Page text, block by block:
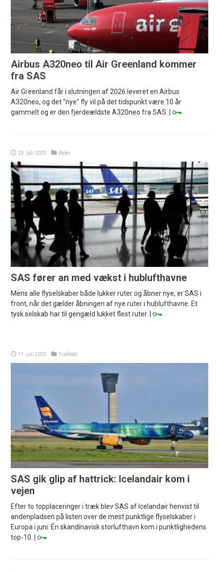
Airbus A320neo til Air Greenland kommer
fra SAS
Air Greenland får i slutningen af 2026 leveret en Airbus
A320neo, og det "nye" fly vil på det tidspunkt være 10 år
gammelt og er den fjerdeældste A320neo fra SAS. |
24. juli 2025 Ruter
SAS fører an med vækst i hublufthavne
Mens alle flyselskaber både lukker ruter og åbner nye, er SAS i
front, når det gælder åbningen af nye ruter i hublufthavne. Et
tysk selskab har til gengæld lukket flest ruter. |
11. juli 2025 Trafiktal
SAS gik glip af hattrick: Icelandair kom i
vejen
Efter to topplaceringer i træk blev SAS af Icelandair henvist til
andenpladsen på listen over de mest punktlige flyselskaber i
Europa i juni. Én skandinavisk storlufthavn kom i punktlighedens
top-10. |